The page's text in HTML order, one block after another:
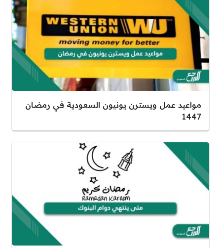
مواعيد عمل ويسترن يونيون السعودية في رمضان
1447